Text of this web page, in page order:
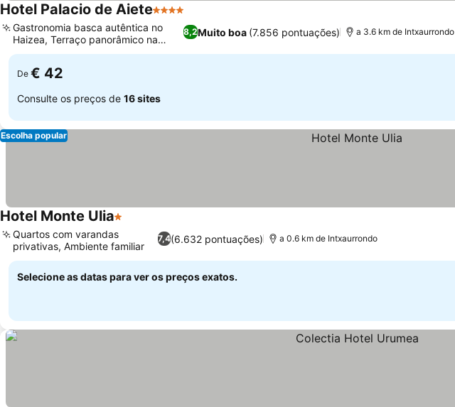
Hotel Palacio de Aiete4 Estrelas
8,2Muito boa (7.856 pontuações)
Gastronomia basca autêntica no
Haizea, Terraço panorâmico na
cobertura
a 3.6 km de Intxaurrondo
De € 42
Consulte os preços de 16 sites
Escolha popular
Hotel Monte Ulia1 Estrelas
7,4(6.632 pontuações)
Quartos com varandas
privativas, Ambiente familiar
a 0.6 km de Intxaurrondo
Selecione as datas para ver os preços exatos.